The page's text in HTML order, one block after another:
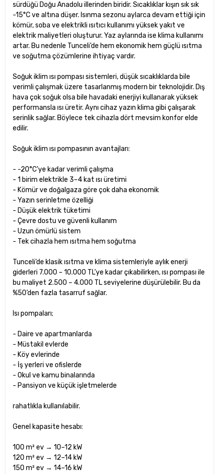
sürdüğü Doğu Anadolu illerinden biridir. Sıcaklıklar kışın sık sık
-15°C ve altına düşer. Isınma sezonu aylarca devam ettiği için
kömür, soba ve elektrikli ısıtıcı kullanımı yüksek yakıt ve
elektrik maliyetleri oluşturur. Yaz aylarında ise klima kullanımı
artar. Bu nedenle Tunceli’de hem ekonomik hem güçlü ısıtma
ve soğutma çözümlerine ihtiyaç vardır.
Soğuk iklim ısı pompası sistemleri, düşük sıcaklıklarda bile
verimli çalışmak üzere tasarlanmış modern bir teknolojidir. Dış
hava çok soğuk olsa bile havadaki enerjiyi kullanarak yüksek
performansla ısı üretir. Aynı cihaz yazın klima gibi çalışarak
serinlik sağlar. Böylece tek cihazla dört mevsim konfor elde
edilir.
Soğuk iklim ısı pompasının avantajları:
- -20°C’ye kadar verimli çalışma
- 1 birim elektrikle 3–4 kat ısı üretimi
- Kömür ve doğalgaza göre çok daha ekonomik
- Yazın serinletme özelliği
- Düşük elektrik tüketimi
- Çevre dostu ve güvenli kullanım
- Uzun ömürlü sistem
- Tek cihazla hem ısıtma hem soğutma
Tunceli’de klasik ısıtma ve klima sistemleriyle aylık enerji
giderleri 7.000 – 10.000 TL’ye kadar çıkabilirken, ısı pompası ile
bu maliyet 2.500 – 4.000 TL seviyelerine düşürülebilir. Bu da
%50’den fazla tasarruf sağlar.
Isı pompaları;
- Daire ve apartmanlarda
- Müstakil evlerde
- Köy evlerinde
- İş yerleri ve ofislerde
- Okul ve kamu binalarında
- Pansiyon ve küçük işletmelerde
rahatlıkla kullanılabilir.
Genel kapasite hesabı:
100 m² ev → 10–12 kW
120 m² ev → 12–14 kW
150 m² ev → 14–16 kW